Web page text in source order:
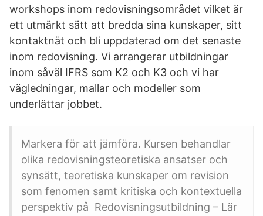
workshops inom redovisningsområdet vilket är
ett utmärkt sätt att bredda sina kunskaper, sitt
kontaktnät och bli uppdaterad om det senaste
inom redovisning. Vi arrangerar utbildningar
inom såväl IFRS som K2 och K3 och vi har
vägledningar, mallar och modeller som
underlättar jobbet.
Markera för att jämföra. Kursen behandlar
olika redovisningsteoretiska ansatser och
synsätt, teoretiska kunskaper om revision
som fenomen samt kritiska och kontextuella
perspektiv på Redovisningsutbildning – Lär